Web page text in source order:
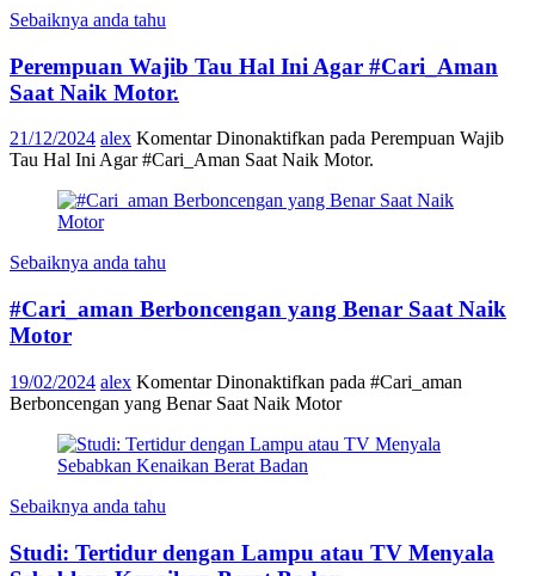
Sebaiknya anda tahu
Perempuan Wajib Tau Hal Ini Agar #Cari_Aman
Saat Naik Motor.
21/12/2024 alex Komentar Dinonaktifkan pada Perempuan Wajib
Tau Hal Ini Agar #Cari_Aman Saat Naik Motor.
Sebaiknya anda tahu
#Cari_aman Berboncengan yang Benar Saat Naik
Motor
19/02/2024 alex Komentar Dinonaktifkan pada #Cari_aman
Berboncengan yang Benar Saat Naik Motor
Sebaiknya anda tahu
Studi: Tertidur dengan Lampu atau TV Menyala